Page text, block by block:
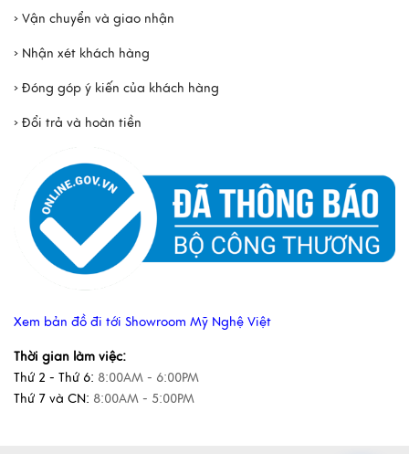
› Vận chuyển và giao nhận
› Nhận xét khách hàng
› Đóng góp ý kiến của khách hàng
› Đổi trả và hoàn tiền
Xem bản đồ đi tới Showroom Mỹ Nghệ Việt
Thời gian làm việc:
Thứ 2 - Thứ 6: 8:00AM - 6:00PM
Thứ 7 và CN: 8:00AM - 5:00PM